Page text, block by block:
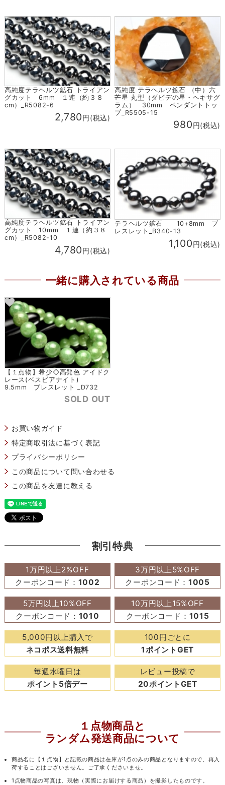
高純度テラヘルツ鉱石 トライアン
グカット 6mm １連（約３８
cm）_R5082-6
2,780円(税込)
高純度 テラヘルツ鉱石 （中）六
芒星 丸型（ダビデの星・ヘキサグ
ラム） 30mm ペンダントトッ
プ_R5505-15
980円(税込)
高純度テラヘルツ鉱石 トライアン
グカット 10mm １連（約３８
cm）_R5082-10
4,780円(税込)
テラヘルツ鉱石 10+8mm ブ
レスレット_B340-13
1,100円(税込)
一緒に購入されている商品
【１点物】希少◇高発色 アイドク
レース(ベスビアナイト)
9.5mm ブレスレット _D732
SOLD OUT
お買い物ガイド
特定商取引法に基づく表記
プライバシーポリシー
この商品について問い合わせる
この商品を友達に教える
割引特典
1万円以上2%OFF
クーポンコード： 1002
3万円以上5%OFF
クーポンコード：1005
5万円以上10%OFF
クーポンコード： 1010
10万円以上15%OFF
クーポンコード： 1015
5,000円以上購入で
ネコポス送料無料
100円ごとに
1ポイントGET
毎週水曜日は
ポイント5倍デー
レビュー投稿で
20ポイントGET
１点物商品と
ランダム発送商品について
商品名に【１点物】と記載の商品は在庫が1点のみの商品となりますので、再入
荷することはございません。ご了承くださいませ。
1点物商品の写真は、現物（実際にお届けする商品）を撮影したものです。